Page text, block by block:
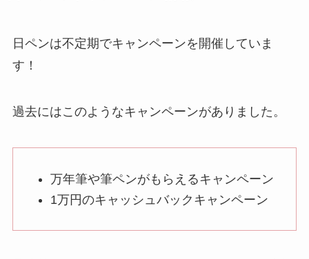
日ペンは不定期でキャンペーンを開催していま
す！
過去にはこのようなキャンペーンがありました。
万年筆や筆ペンがもらえるキャンペーン
1万円のキャッシュバックキャンペーン